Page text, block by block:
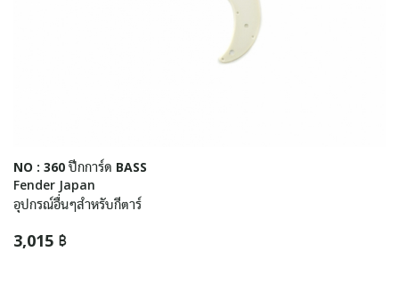
NO : 360 ปีกการ์ด BASS
Fender Japan
อุปกรณ์อื่นๆสำหรับกีตาร์
3,015 ฿